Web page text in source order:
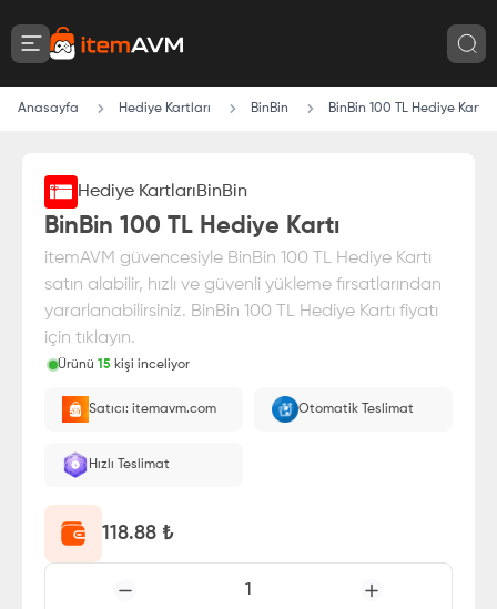
Anasayfa Hediye Kartları BinBin BinBin 100 TL Hediye Kartı
Hediye KartlarıBinBin
BinBin 100 TL Hediye Kartı
itemAVM güvencesiyle BinBin 100 TL Hediye Kartı
satın alabilir, hızlı ve güvenli yükleme fırsatlarından
yararlanabilirsiniz. BinBin 100 TL Hediye Kartı fiyatı
için tıklayın.
Ürünü 15 kişi inceliyor
E-Pin olarak yüklenir.
Satıcı: itemavm.com Otomatik Teslimat
Hızlı Teslimat
118.88 ₺
1